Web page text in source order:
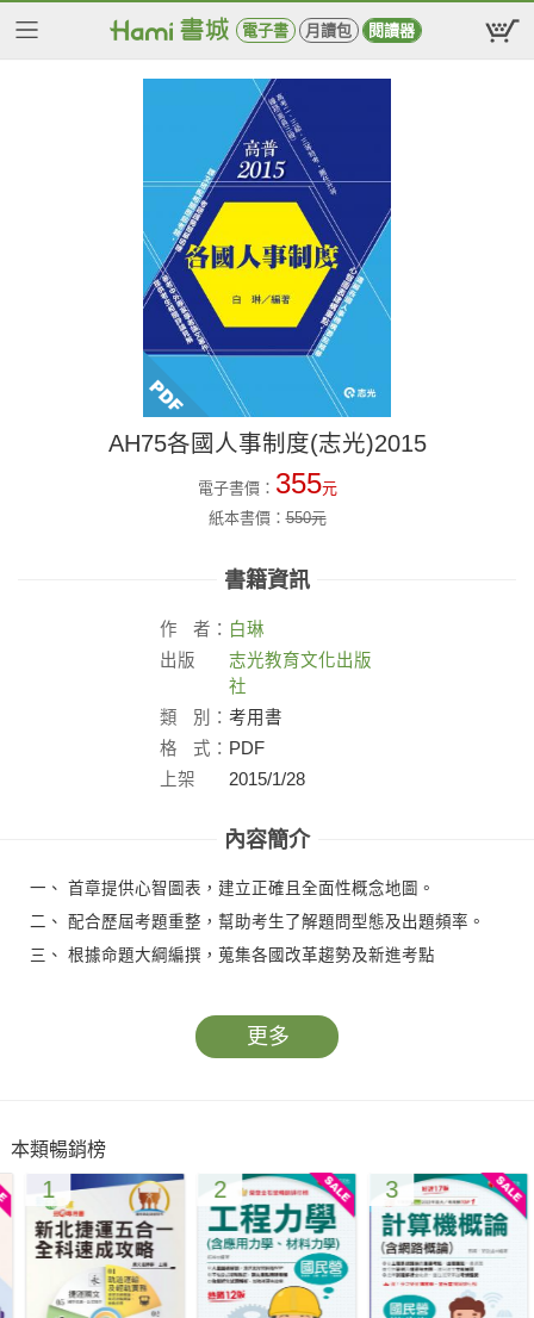
電子書 月讀包 閱讀器
AH75各國人事制度(志光)2015
電子書價： 355元
紙本書價：550元
書籍資訊
作 者： 白琳
出版
志光教育文化出版
社
類
別： 考用書
格
式： PDF
上架
2015/1/28
內容簡介
一、 首章提供心智圖表，建立正確且全面性概念地圖。
二、 配合歷屆考題重整，幫助考生了解題問型態及出題頻率。
三、 根據命題大綱編撰，蒐集各國改革趨勢及新進考點
更多
本類暢銷榜